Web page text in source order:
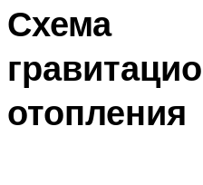
Схема
отопления